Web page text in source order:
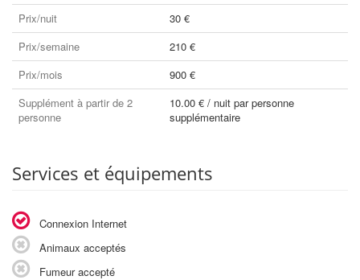
Prix/nuit
30 €
Prix/semaine
210 €
Prix/mois
900 €
Supplément à partir de 2
personne
10.00 € / nuit par personne
supplémentaire
Services et équipements
Connexion Internet
Animaux acceptés
Fumeur accepté